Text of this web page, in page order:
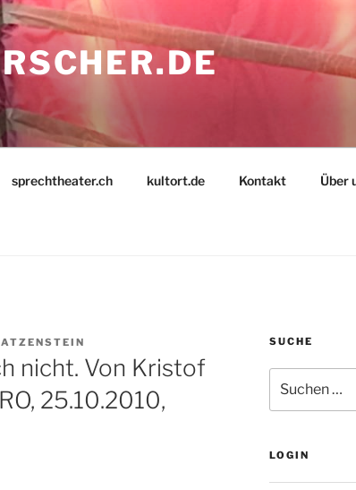
sprechtheater.ch kultort.de Kontakt Über
nicht. Von Kristof
25.10.2010,
SUCHE
nach:
LOGIN